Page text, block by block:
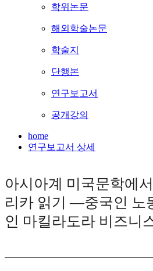
학위논문
해외학술논문
학술지
단행본
연구보고서
공개강의
home
연구보고서 상세
아시아계 미국문학에
리카 읽기 ―중국인 노
인 마킬라도라 비즈니